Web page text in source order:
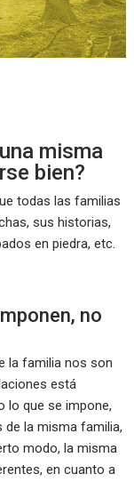
misma
bien?
todas las familias
sus historias,
en piedra, etc.
no
la familia nos son
está
lo que se impone,
de la misma familia,
modo, la misma
en cuanto a